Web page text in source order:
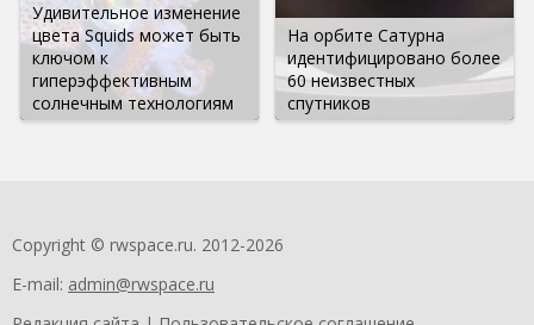
Удивительное изменение
цвета Squids может быть
ключом к
гиперэффективным
солнечным технологиям
На орбите Сатурна
идентифицировано более
60 неизвестных
спутников
Copyright © rwspace.ru. 2012-2026
E-mail: admin@rwspace.ru